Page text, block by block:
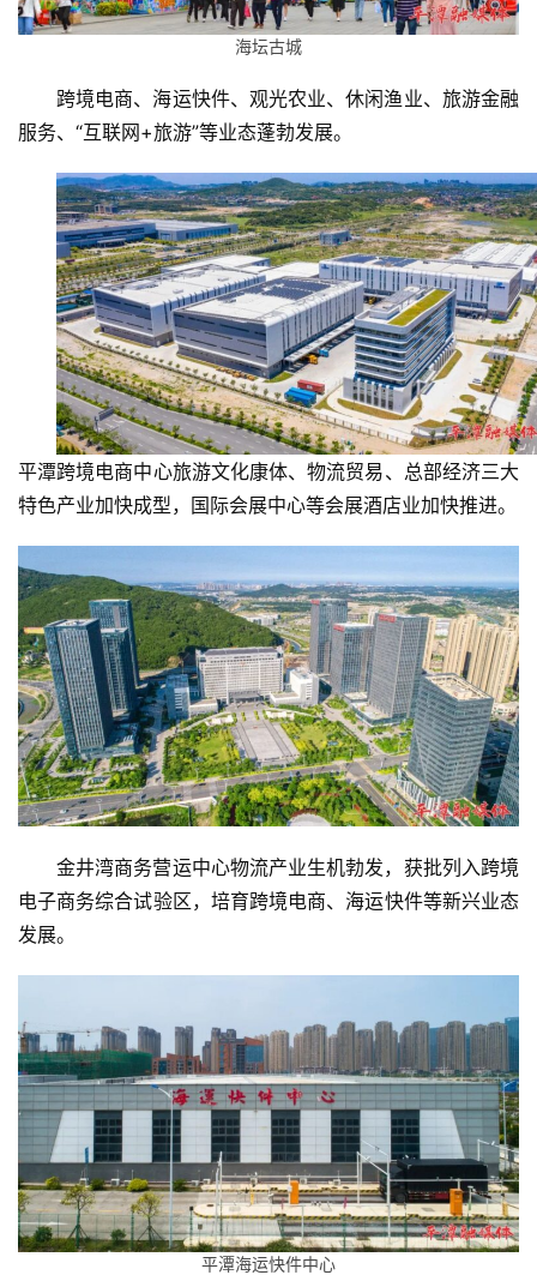
海坛古城
跨境电商、海运快件、观光农业、休闲渔业、旅游金融
服务、“互联网+旅游”等业态蓬勃发展。
平潭跨境电商中心旅游文化康体、物流贸易、总部经济三大
特色产业加快成型，国际会展中心等会展酒店业加快推进。
金井湾商务营运中心物流产业生机勃发，获批列入跨境
电子商务综合试验区，培育跨境电商、海运快件等新兴业态
发展。
平潭海运快件中心